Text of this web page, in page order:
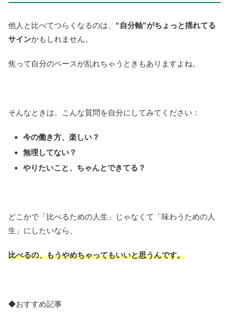
他人と比べてつらくなるのは、 “自分軸”がちょっと揺れてる
サインかもしれません。
焦って自分のペースが乱れちゃうときもありますよね。
そんなときは、こんな質問を自分にしてみてください：
今の働き方、楽しい？
無理してない？
やりたいこと、ちゃんとできてる？
どこかで「比べるための人生」じゃなくて「味わうための人
生」にしたいなら、
比べるの、もうやめちゃってもいいと思うんです。
◆おすすめ記事